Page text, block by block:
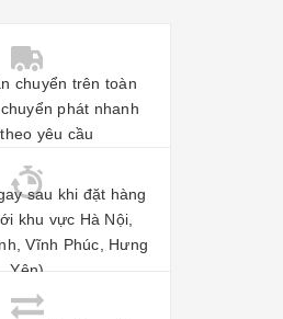
chuyển trên toàn
phát nhanh
yêu cầu
sau khi đặt hàng
khu vực Hà Nội,
Vĩnh Phúc, Hưng
Yên)